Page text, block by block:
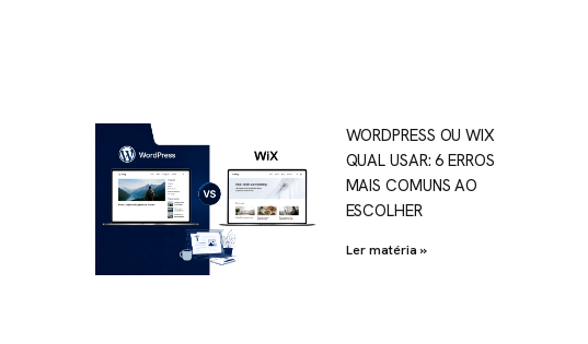
WORDPRESS OU WIX
QUAL USAR: 6 ERROS
MAIS COMUNS AO
ESCOLHER
Ler matéria »